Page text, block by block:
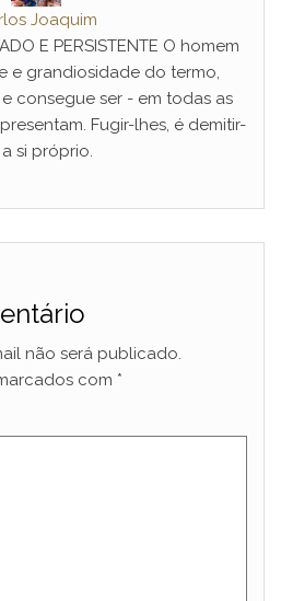
Joaquim
E PERSISTENTE O homem
e grandiosidade do termo,
consegue ser - em todas as
Fugir-lhes, é demitir-
si próprio.
não será publicado.
com *